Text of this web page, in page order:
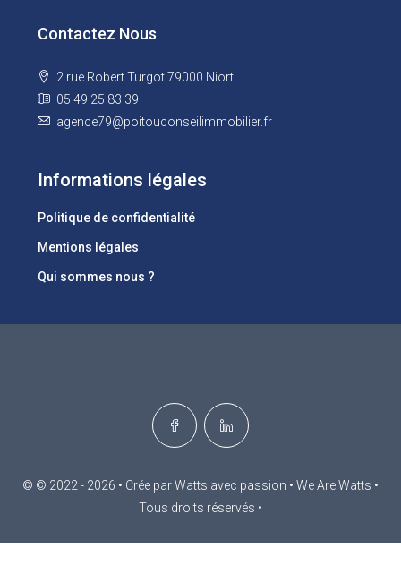
Contactez Nous
2 rue Robert Turgot 79000 Niort
05 49 25 83 39
agence79@poitouconseilimmobilier.fr
Informations légales
Politique de confidentialité
Mentions légales
Qui sommes nous ?
© © 2022 - 2026 • Crée par Watts avec passion • We Are Watts •
Tous droits réservés •